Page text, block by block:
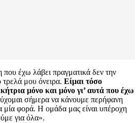
που έχω λάβει πραγματικά δεν την
τρελά μου όνειρα. Είμαι τόσο
μόνο και μόνο γι’ αυτά που έχω
σήμερα να κάνουμε περήφανη
μία φορά. Η ομάδα μας είναι υπέροχη
για όλα».